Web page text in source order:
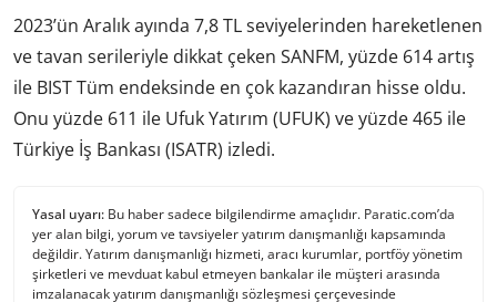
2023’ün Aralık ayında 7,8 TL seviyelerinden hareketlenen
ve tavan serileriyle dikkat çeken SANFM, yüzde 614 artış
ile BIST Tüm endeksinde en çok kazandıran hisse oldu.
Onu yüzde 611 ile Ufuk Yatırım (UFUK) ve yüzde 465 ile
Türkiye İş Bankası (ISATR) izledi.
Yasal uyarı: Bu haber sadece bilgilendirme amaçlıdır. Paratic.com’da
yer alan bilgi, yorum ve tavsiyeler yatırım danışmanlığı kapsamında
değildir. Yatırım danışmanlığı hizmeti, aracı kurumlar, portföy yönetim
şirketleri ve mevduat kabul etmeyen bankalar ile müşteri arasında
imzalanacak yatırım danışmanlığı sözleşmesi çerçevesinde